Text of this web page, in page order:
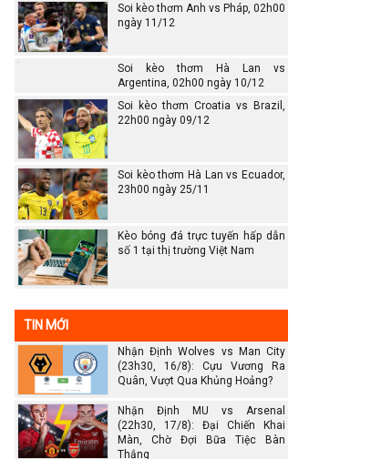
Soi kèo thơm Anh vs Pháp, 02h00
ngày 11/12
Soi kèo thơm Hà Lan vs
Argentina, 02h00 ngày 10/12
Soi kèo thơm Croatia vs Brazil,
22h00 ngày 09/12
Soi kèo thơm Hà Lan vs Ecuador,
23h00 ngày 25/11
Kèo bóng đá trực tuyến hấp dẫn
số 1 tại thị trường Việt Nam
TIN MỚI
Nhận Định Wolves vs Man City
(23h30, 16/8): Cựu Vương Ra
Quân, Vượt Qua Khủng Hoảng?
Nhận Định MU vs Arsenal
(22h30, 17/8): Đại Chiến Khai
Màn, Chờ Đợi Bữa Tiệc Bàn
Thắng